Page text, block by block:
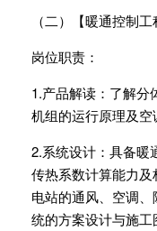
（二）【暖通控制
岗位职责：
1.产品解读：了解分
机组的运行原理及空
2.系统设计：具备暖
传热系数计算能力
电站的通风、空调
统的方案设计与施工